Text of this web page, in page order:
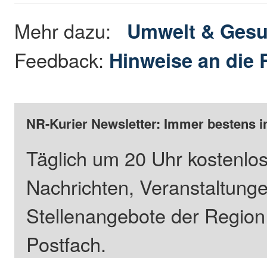
Mehr dazu: Umwelt &
Feedback: Hinweise an die
NR-Kurier Newsletter: Immer bestens
Täglich um 20 Uhr
Nachrichten,
Stellenangebote der
Postfach.